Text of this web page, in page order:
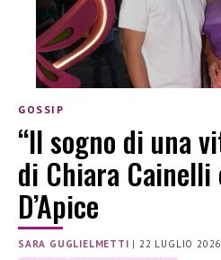
GOSSIP
“Il sogno di una
di Chiara Cainelli
D’Apice
SARA GUGLIELMETTI | 22 LUGLIO 2026